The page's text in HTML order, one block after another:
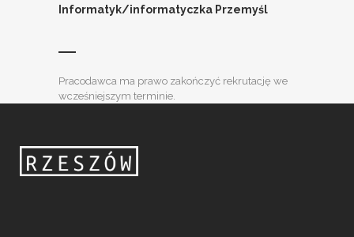
Informatyk/informatyczka Przemyśl
Pracodawca ma prawo zakończyć rekrutację we
wcześniejszym terminie.